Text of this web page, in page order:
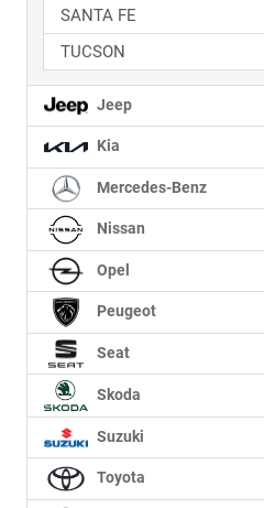
SANTA FE
TUCSON
Jeep
Kia
Mercedes-Benz
Nissan
Opel
Peugeot
Seat
Skoda
Suzuki
Toyota